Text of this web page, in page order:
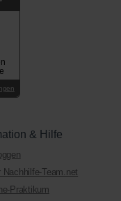
& Hilfe
Nachhilfe-Team.net
Praktikum